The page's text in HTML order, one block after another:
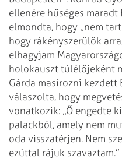
ellenére hűséges
elmondta, hogy „nem
hogy rákényszerülök
elhagyjam
holokauszt túlélőjeként
Gárda masírozni kezdett
válaszolta, hogy
vonatkozik: „Ő engedte
palackból, amely nem
oda visszatérjen. Nem
ezúttal rájuk szavaztam.”